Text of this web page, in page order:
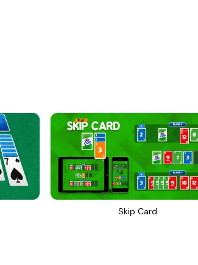
Skip Card